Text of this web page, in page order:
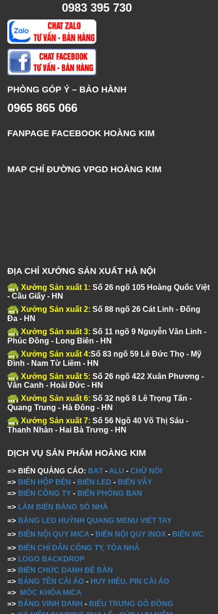
0983 395 730
PHÒNG GÓP Ý – BẢO HÀNH
0965 865 066
FANPAGE FACEBOOK HOÀNG KIM
MAP CHỈ ĐƯỜNG VPGD HOÀNG KIM
ĐỊA CHỈ XƯỞNG SẢN XUẤT HÀ NỘI
Xưởng Sản xuất 1: Số 26 ngõ 105 Hoàng Quốc Việt
- Cầu Giấy - HN
Xưởng Sản xuất 2: Số 88 ngõ 26 Cát Linh - Đống
Đa - HN
Xưởng Sản xuất 3: Số 11 ngõ 9 Nguyễn Văn Linh -
Phúc Đồng - Long Biên - HN
Xưởng Sản xuất 4:Số 83 ngõ 59 Lê Đức Thọ - Mỹ
Đình - Nam Từ Liêm - HN
Xưởng Sản xuất 5: Số 26 ngõ 422 Xuân Phương -
Vân Canh - Hoài Đức - HN
Xưởng Sản xuất 6: Số 32 ngõ 8 Lê Trọng Tấn -
Quang Trung - Hà Đông - HN
Xưởng Sản xuất 7: Số 56 Ngõ 40 Võ Thị Sáu -
Thanh Nhàn - Hai Bà Trưng - HN
DỊCH VỤ SẢN PHẨM HOÀNG KIM
=> BIỂN QUẢNG CÁO: BẠT - ALU - CHỮ NỔI
=> BIỂN HỘP ĐÈN - BIỂN LED - BIỂN VẪY
=> BIỂN CÔNG TY - BIỂN PHÒNG BAN
=> LÀM BIỂN BẢNG SỐ NHÀ
=> BẢNG LED HUỲNH QUANG MENU VIẾT TAY
=> BIỂN NỘI QUY MICA - BIỂN NỘI QUY INOX - BIỂN WC
=> BIỂN CHỈ DẪN CÔNG TY, TÒA NHÀ
=> LOGO BACKDROP
=> BIỂN CHỨC DANH ĐỂ BÀN
=> BẢNG TÊN CÀI ÁO - HUY HIỆU, PIN CÀI ÁO
=> MÓC KHÓA MICA
=> BẢNG VINH DANH - BIỂU TRƯNG GỖ ĐỒNG